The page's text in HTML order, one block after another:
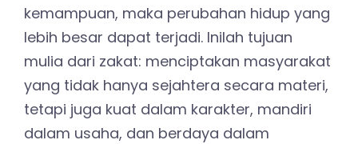
kemampuan, maka perubahan hidup yang
lebih besar dapat terjadi. Inilah tujuan
mulia dari zakat: menciptakan masyarakat
yang tidak hanya sejahtera secara materi,
tetapi juga kuat dalam karakter, mandiri
dalam usaha, dan berdaya dalam